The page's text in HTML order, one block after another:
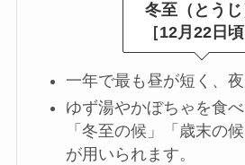
冬至（とうじ
［12月22日頃
一年で最も昼が短く、夜
ゆず湯やかぼちゃを食べ
「冬至の候」「歳末の
が用いられます。